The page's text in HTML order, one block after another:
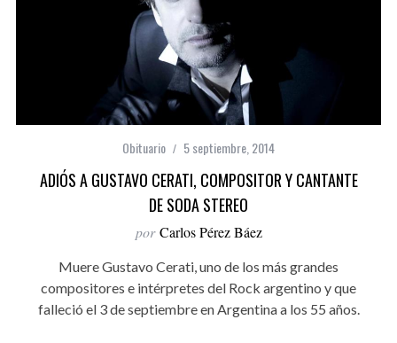
Obituario 5 septiembre, 2014
ADIÓS A GUSTAVO CERATI, COMPOSITOR Y CANTANTE
DE SODA STEREO
por Carlos Pérez Báez
Muere Gustavo Cerati, uno de los más grandes
compositores e intérpretes del Rock argentino y que
falleció el 3 de septiembre en Argentina a los 55 años.